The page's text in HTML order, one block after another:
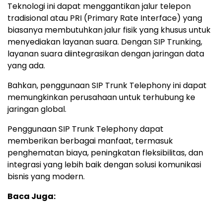
Teknologi ini dapat menggantikan jalur telepon
tradisional atau PRI (Primary Rate Interface) yang
biasanya membutuhkan jalur fisik yang khusus untuk
menyediakan layanan suara. Dengan SIP Trunking,
layanan suara diintegrasikan dengan jaringan data
yang ada.
Bahkan, penggunaan SIP Trunk Telephony ini dapat
memungkinkan perusahaan untuk terhubung ke
jaringan global.
Penggunaan SIP Trunk Telephony dapat
memberikan berbagai manfaat, termasuk
penghematan biaya, peningkatan fleksibilitas, dan
integrasi yang lebih baik dengan solusi komunikasi
bisnis yang modern.
Baca Juga: